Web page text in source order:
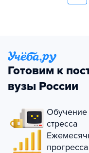
Готовим к
вузы России
Обучение
стресса
прогресса